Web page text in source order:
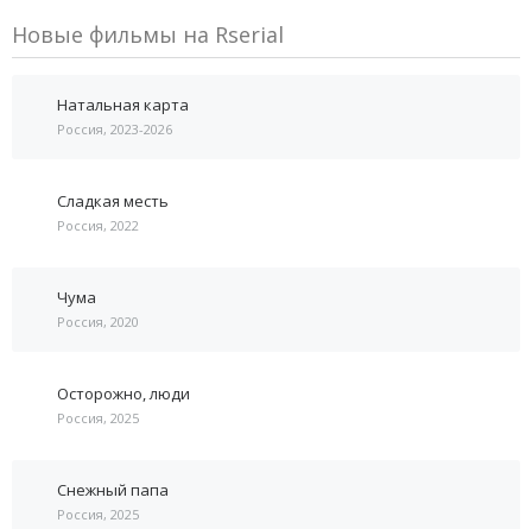
Новые фильмы на Rserial
Натальная карта
Россия, 2023-2026
Сладкая месть
Россия, 2022
Чума
Россия, 2020
Осторожно, люди
Россия, 2025
Снежный папа
Россия, 2025